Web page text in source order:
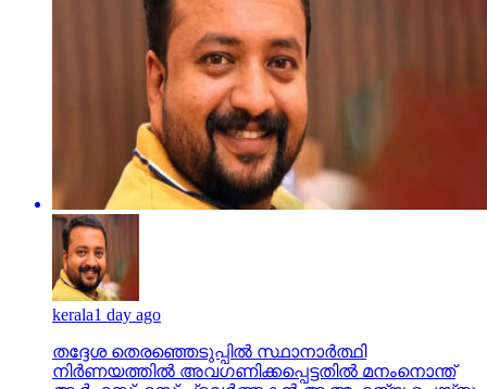
kerala1 day ago
തദ്ദേശ തെരഞ്ഞെടുപ്പില്‍ സ്ഥാനാര്‍ത്ഥി
നിര്‍ണയത്തില്‍ അവഗണിക്കപ്പെട്ടതില്‍ മനംനൊന്ത്